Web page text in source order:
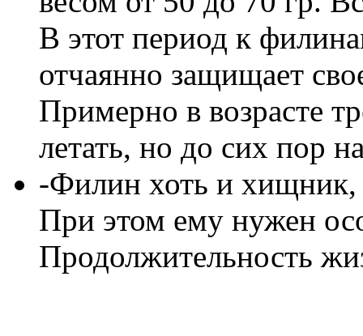
В этот период к
отчаянно защищает
Примерно в возрасте
летать, но до сих пор
-Филин хоть и хищник,
При этом ему нужен
Продолжительность